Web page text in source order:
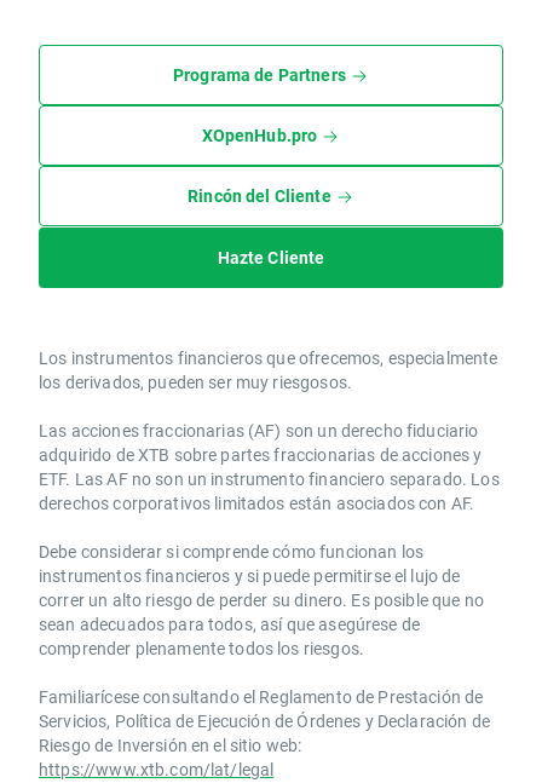
Programa de Partners
XOpenHub.pro
Rincón del Cliente
Hazte Cliente
Los instrumentos financieros que ofrecemos, especialmente
los derivados, pueden ser muy riesgosos.
Las acciones fraccionarias (AF) son un derecho fiduciario
adquirido de XTB sobre partes fraccionarias de acciones y
ETF. Las AF no son un instrumento financiero separado. Los
derechos corporativos limitados están asociados con AF.
Debe considerar si comprende cómo funcionan los
instrumentos financieros y si puede permitirse el lujo de
correr un alto riesgo de perder su dinero. Es posible que no
sean adecuados para todos, así que asegúrese de
comprender plenamente todos los riesgos.
Familiarícese consultando el Reglamento de Prestación de
Servicios, Política de Ejecución de Órdenes y Declaración de
Riesgo de Inversión en el sitio web:
https://www.xtb.com/lat/legal